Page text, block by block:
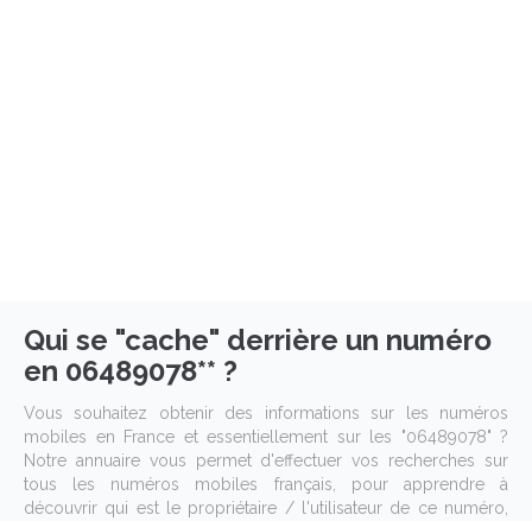
Qui se "cache" derrière un numéro
en 06489078** ?
Vous souhaitez obtenir des informations sur les numéros
mobiles en France et essentiellement sur les "06489078" ?
Notre annuaire vous permet d'effectuer vos recherches sur
tous les numéros mobiles français, pour apprendre à
découvrir qui est le propriétaire / l'utilisateur de ce numéro,